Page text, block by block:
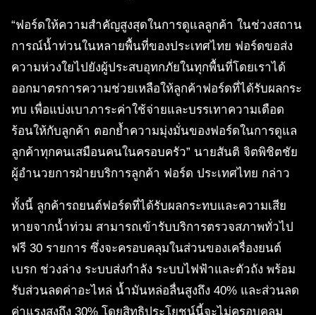
“ฟอร์ดให้ความสำคัญสูงสุดในการดูแลลูกค้า ในช่วงสถาน
การณ์น้ำท่วนในหลายพื้นที่ของประเทศไทย ฟอร์ดขอส่ง
ความห่วงใยไปยังผู้ประสบอุทกภัยในทุกพื้นที่โดยเราได้
ออกมาตรการความช่วยเหลือให้ลูกค้าฟอร์ดที่ได้รับผลกระ
ทบ เพื่อแบ่งเบาภาระค่าใช้จ่ายและบรรเทาความเดือด
ร้อนให้กับลูกค้า ตอกย้ำความมุ่งมั่นของฟอร์ดในการดูแล
ลูกค้าทุกคนเสมือนคนในครอบครัว” นายสันติ จิตพิชิตชัย
ผู้อำนวยการฝ่ายบริการลูกค้า ฟอร์ด ประเทศไทย กล่าว
ทั้งนี้ ลูกค้ารถยนต์ฟอร์ดที่ได้รับผลกระทบและความเสีย
หายจากน้ำท่วม สามารถเข้ารับบริการตรวจสภาพทั่วไป
ฟรี 30 รายการ ซึ่งจะครอบคลุมในส่วนของเครื่องยนต์
เบรก ช่วงล่าง ระบบส่งกำลัง ระบบไฟฟ้าและตัวถัง พร้อม
รับส่วนลดค่าอะไหล่ น้ำมันหล่อลื่นสูงถึง 40% และส่วนลด
ค่าแรงสูงถึง 30% โดยสิทธิประโยชน์นี้จะไม่ครอบคลุม